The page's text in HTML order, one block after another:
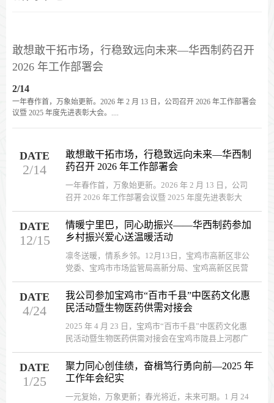
敢想敢干拓市场，行稳致远向未来—华西制药召开
2026 年工作部署会
2/14
一年春作首，万象始更新。2026 年 2 月 13 日，公司召开 2026 年工作部署会
议暨 2025 年度先进表彰大会。....
DATE
2/14
敢想敢干拓市场，行稳致远向未来—华西制
药召开 2026 年工作部署会
一年春作首，万象始更新。2026 年 2 月 13 日，公司
召开 2026 年工作部署会议暨 2025 年度先进表彰大
会。 ...
DATE
12/15
情暖宁里巴，同心助振兴——华西制药参加
乡村振兴爱心送温暖活动
凛冬送暖，情系乡邻。12月13日，宝鸡市高新区非公
党委、宝鸡市市场监管局高新分局、宝鸡高新区民营
企业协会赴陈仓区赤沙镇宁里巴村组织开展“乡村振兴
爱心送温暖活动”。我公司捐赠价值12000元药品，慰
问当地群众，助力乡村振兴。 ...
DATE
4/24
我公司参加宝鸡市“百市千县”中医药文化惠
民活动暨生物医药供需对接会
2025 年 4 月 23 日，宝鸡市“百市千县”中医药文化惠
民活动暨生物医药供需对接会在宝鸡市陇县上河郡广
场顺利举办，我公司应邀参加。 ...
DATE
1/25
聚力同心创佳绩，奋楫笃行勇向前—2025 年
工作年会纪实
一元复始，万象更新；春光将近，未来可期。1 月 24